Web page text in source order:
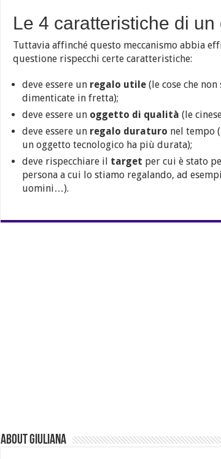
Le 4 caratteristiche di
Tuttavia affinché questo meccanismo abbia
questione rispecchi certe caratteristiche:
deve essere un regalo utile(le cose che non
dimenticate in fretta);
deve essere un oggetto di qualità (le
deve essere un regalo duraturo nel tempo
un oggetto tecnologico ha più durata);
deve rispecchiare il target per cui è stato
persona a cui lo stiamo regalando, ad
uomini…).
About Giuliana